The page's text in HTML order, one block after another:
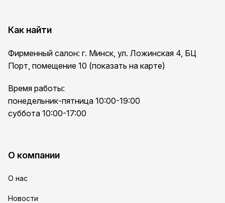
Как найти
Фирменный салон: г. Минск, ул. Ложинская 4, БЦ
Порт, помещение 10 (показать на карте)
Время работы:
понедельник-пятница 10:00-19:00
суббота 10:00-17:00
О компании
О нас
Новости